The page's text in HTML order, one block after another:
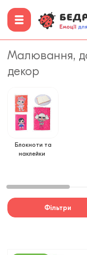
Малювання,
декор
Блокноти та
наклейки
Фільтри